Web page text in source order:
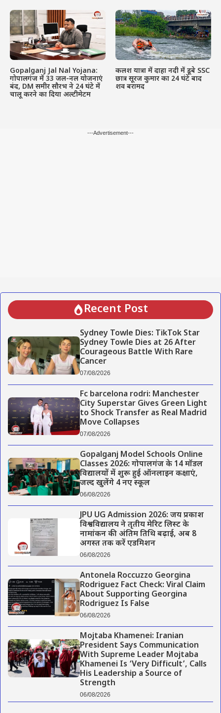
Gopalganj Jal Nal Yojana:
गोपालगंज में 33 जल-नल योजनाएं
बंद, DM समीर सौरभ ने 24 घंटे में
चालू करने का दिया अल्टीमेटम
कलश यात्रा में दाहा नदी में डूबे SSC
छात्र सूरज कुमार का 24 घंटे बाद
शव बरामद
---Advertisement---
Recent Post
Sydney Towle Dies: TikTok Star
Sydney Towle Dies at 26 After
Courageous Battle With Rare
Cancer
07/08/2026
Fc barcelona rodri: Manchester
City Superstar Gives Green Light
to Shock Transfer as Real Madrid
Move Collapses
07/08/2026
Gopalganj Model Schools Online
Classes 2026: गोपालगंज के 14 मॉडल
विद्यालयों में शुरू हुई ऑनलाइन कक्षाएं,
जल्द खुलेंगे 4 नए स्कूल
06/08/2026
JPU UG Admission 2026: जय प्रकाश
विश्वविद्यालय ने तृतीय मेरिट लिस्ट के
नामांकन की अंतिम तिथि बढ़ाई, अब 8
अगस्त तक करें एडमिशन
06/08/2026
Antonela Roccuzzo Georgina
Rodriguez Fact Check: Viral Claim
About Supporting Georgina
Rodriguez Is False
06/08/2026
Mojtaba Khamenei: Iranian
President Says Communication
With Supreme Leader Mojtaba
Khamenei Is ‘Very Difficult’, Calls
His Leadership a Source of
Strength
06/08/2026